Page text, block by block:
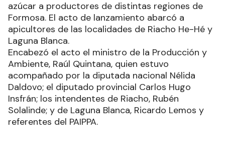
azúcar a productores de distintas regiones de
Formosa. El acto de lanzamiento abarcó a
apicultores de las localidades de Riacho He-Hé y
Laguna Blanca.
Encabezó el acto el ministro de la Producción y
Ambiente, Raúl Quintana, quien estuvo
acompañado por la diputada nacional Nélida
Daldovo; el diputado provincial Carlos Hugo
Insfrán; los intendentes de Riacho, Rubén
Solalinde; y de Laguna Blanca, Ricardo Lemos y
referentes del PAIPPA.